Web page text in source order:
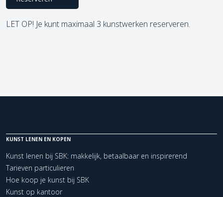
LET OP! Je kunt maximaal 3 kunstwerken reserveren.
KUNST LENEN EN KOPEN
Kunst lenen bij SBK: makkelijk, betaalbaar en inspirerend
Tarieven particulieren
Hoe koop je kunst bij SBK
Kunst op kantoor